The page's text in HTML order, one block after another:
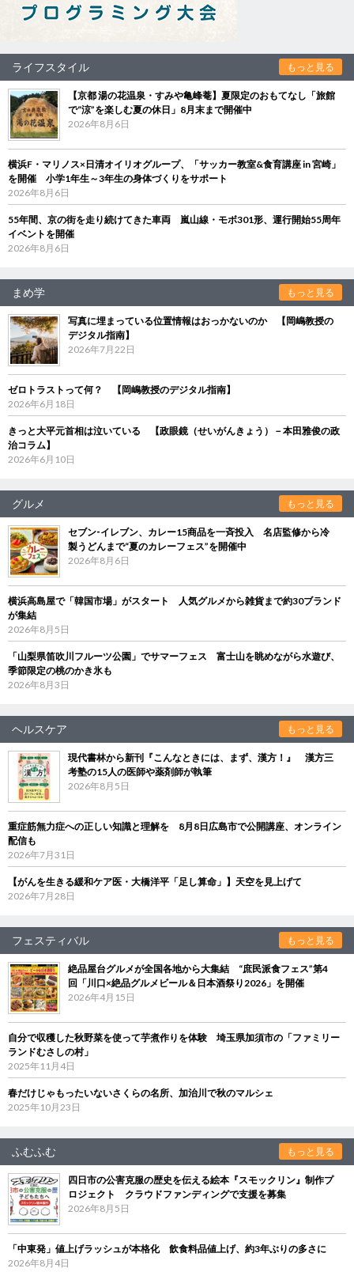
ライフスタイル もっと見る
【京都 湯の花温泉・すみや亀峰菴】夏限定のおもてなし「旅館
で“涼”を楽しむ夏の休日」8月末まで開催中
2026年8月6日
横浜F・マリノス×日清オイリオグループ、「サッカー教室&食育講座 in 宮崎」
を開催 小学1年生～3年生の身体づくりをサポート
2026年8月6日
55年間、京の街を走り続けてきた車両 嵐山線・モボ301形、運行開始55周年
イベントを開催
2026年8月6日
まめ学 もっと見る
写真に埋まっている位置情報はおっかないのか 【岡嶋教授の
デジタル指南】
2026年7月22日
ゼロトラストって何？ 【岡嶋教授のデジタル指南】
2026年6月18日
きっと大平元首相は泣いている 【政眼鏡（せいがんきょう）－本田雅俊の政
治コラム】
2026年6月10日
グルメ もっと見る
セブン‐イレブン、カレー15商品を一斉投入 名店監修から冷
製うどんまで“夏のカレーフェス”を開催中
2026年8月6日
横浜高島屋で「韓国市場」がスタート 人気グルメから雑貨まで約30ブランド
が集結
2026年8月5日
「山梨県笛吹川フルーツ公園」でサマーフェス 富士山を眺めながら水遊び、
季節限定の桃のかき氷も
2026年8月3日
ヘルスケア もっと見る
現代書林から新刊『こんなときには、まず、漢方！』 漢方三
考塾の15人の医師や薬剤師が執筆
2026年8月5日
重症筋無力症への正しい知識と理解を 8月8日広島市で公開講座、オンライン
配信も
2026年7月31日
【がんを生きる緩和ケア医・大橋洋平「足し算命」】天空を見上げて
2026年7月28日
フェスティバル もっと見る
絶品屋台グルメが全国各地から大集結 “庶民派食フェス”第4
回「川口×絶品グルメビール＆日本酒祭り2026」を開催
2026年4月15日
自分で収穫した秋野菜を使って芋煮作りを体験 埼玉県加須市の「ファミリー
ランドむさしの村」
2025年11月4日
春だけじゃもったいないさくらの名所、加治川で秋のマルシェ
2025年10月23日
ふむふむ もっと見る
四日市の公害克服の歴史を伝える絵本『スモックリン』制作プ
ロジェクト クラウドファンディングで支援を募集
2026年8月5日
「中東発」値上げラッシュが本格化 飲食料品値上げ、約3年ぶりの多さに
2026年8月4日